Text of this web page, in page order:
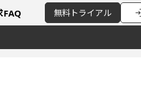
無料 トライアル
FAQ